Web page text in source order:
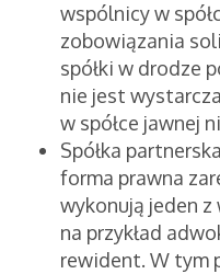
wspólnicy w
zobowiązania
spółki w drodze
nie jest
w spółce jawnej
Spółka
forma prawna
wykonują jeden
na przykład
rewident. W tym